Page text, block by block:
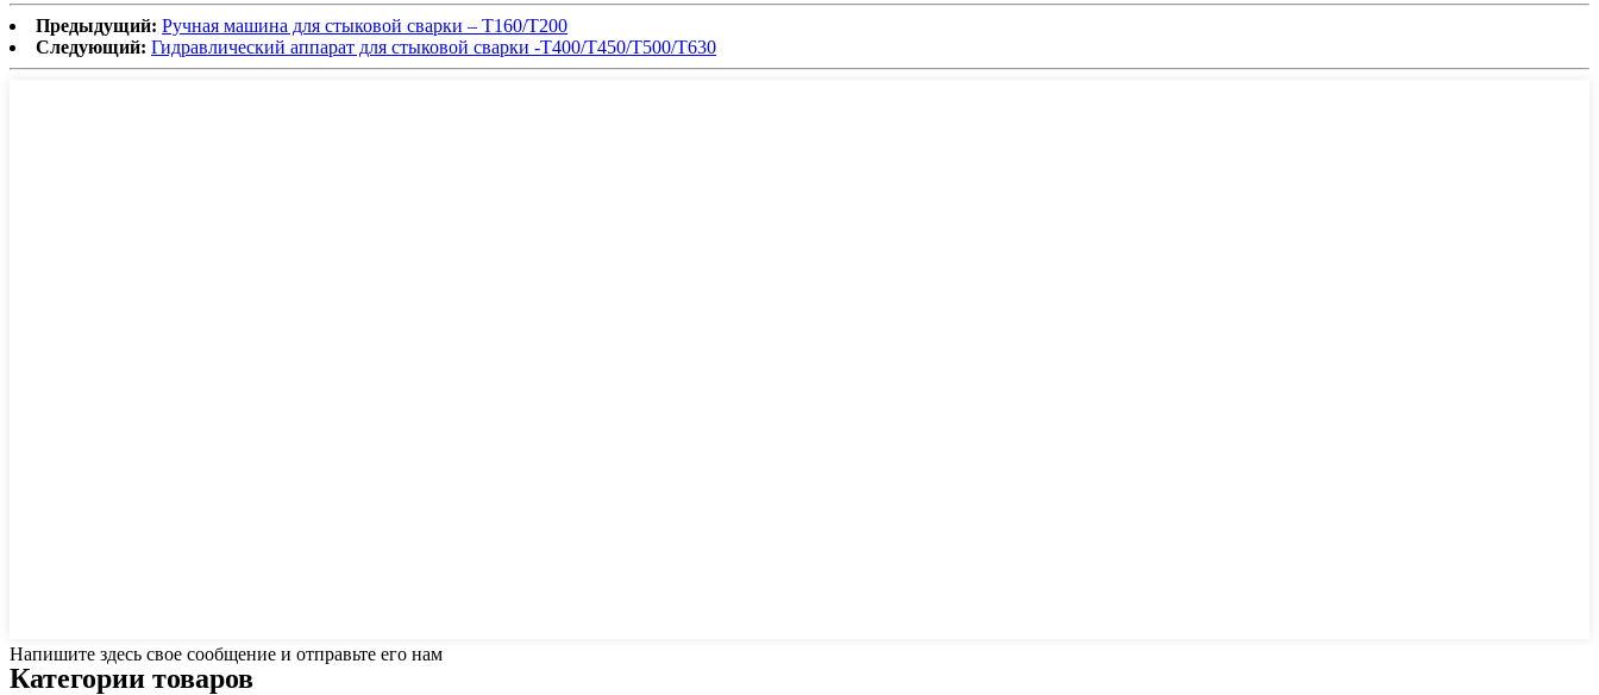
Предыдущий: Ручная машина для стыковой сварки – T160/T200
Следующий: Гидравлический аппарат для стыковой сварки -T400/T450/T500/T630
Напишите здесь свое сообщение и отправьте его нам
Категории товаров